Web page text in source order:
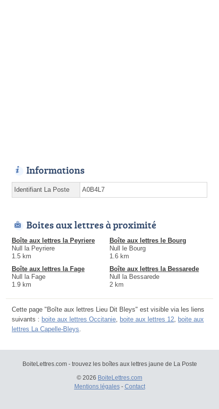
Informations
Identifiant La Poste A0B4L7
Boites aux lettres à proximité
Boîte aux lettres la Peyriere
Null la Peyriere
1.5 km
Boîte aux lettres le Bourg
Null le Bourg
1.6 km
Boîte aux lettres la Fage
Null la Fage
1.9 km
Boîte aux lettres la Bessarede
Null la Bessarede
2 km
Cette page "Boîte aux lettres Lieu Dit Bleys" est visible via les liens
suivants : boite aux lettres Occitanie boite aux lettres 12 boite aux
lettres La Capelle-Bleys
BoiteLettres.com - trouvez les boîtes aux lettres jaune de La Poste
© 2026 BoiteLettres.com
Mentions légales- Contact